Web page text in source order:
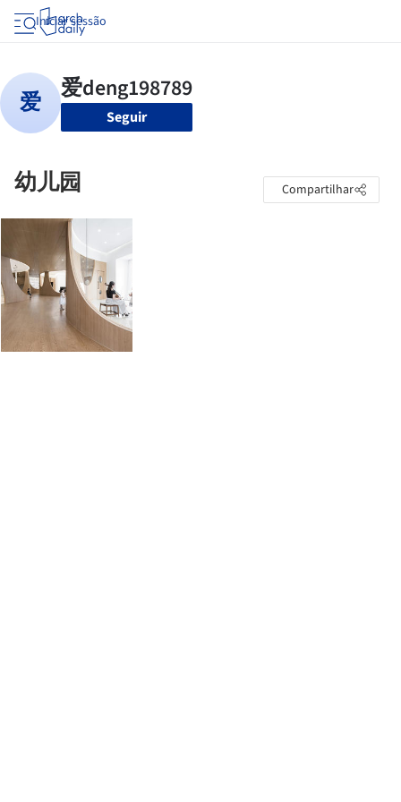
Iniciar sessão
Seguir
幼儿园 Compartilhar